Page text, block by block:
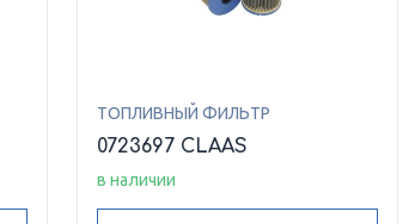
ТОПЛИВНЫЙ ФИЛЬТР
0723697 CLAAS
в наличии